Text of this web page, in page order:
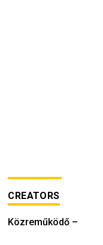
CREATORS
Közreműködő –